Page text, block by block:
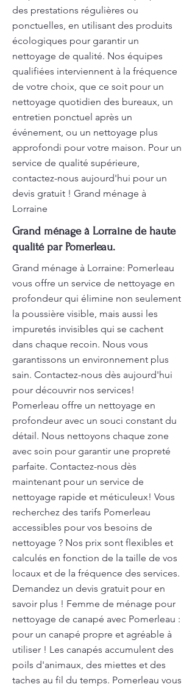
des prestations régulières ou
ponctuelles, en utilisant des produits
écologiques pour garantir un
nettoyage de qualité. Nos équipes
qualifiées interviennent à la fréquence
de votre choix, que ce soit pour un
nettoyage quotidien des bureaux, un
entretien ponctuel après un
événement, ou un nettoyage plus
approfondi pour votre maison. Pour un
service de qualité supérieure,
contactez-nous aujourd'hui pour un
devis gratuit ! Grand ménage à
Lorraine
Grand ménage à Lorraine de haute
qualité par Pomerleau.
Grand ménage à Lorraine: Pomerleau
vous offre un service de nettoyage en
profondeur qui élimine non seulement
la poussière visible, mais aussi les
impuretés invisibles qui se cachent
dans chaque recoin. Nous vous
garantissons un environnement plus
sain. Contactez-nous dès aujourd'hui
pour découvrir nos services!
Pomerleau offre un nettoyage en
profondeur avec un souci constant du
détail. Nous nettoyons chaque zone
avec soin pour garantir une propreté
parfaite. Contactez-nous dès
maintenant pour un service de
nettoyage rapide et méticuleux! Vous
recherchez des tarifs Pomerleau
accessibles pour vos besoins de
nettoyage ? Nos prix sont flexibles et
calculés en fonction de la taille de vos
locaux et de la fréquence des services.
Demandez un devis gratuit pour en
savoir plus ! Femme de ménage pour
nettoyage de canapé avec Pomerleau :
pour un canapé propre et agréable à
utiliser ! Les canapés accumulent des
poils d'animaux, des miettes et des
taches au fil du temps. Pomerleau vous